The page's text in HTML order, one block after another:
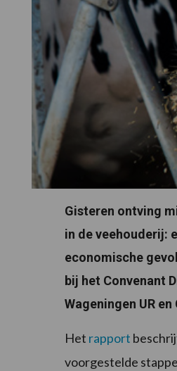
Gisteren ontving
in de veehouderij:
economische
bij het Convenant
Wageningen UR
Het rapport
voorgestelde